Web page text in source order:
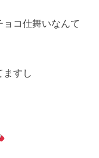
コ仕舞いなんて
ますし